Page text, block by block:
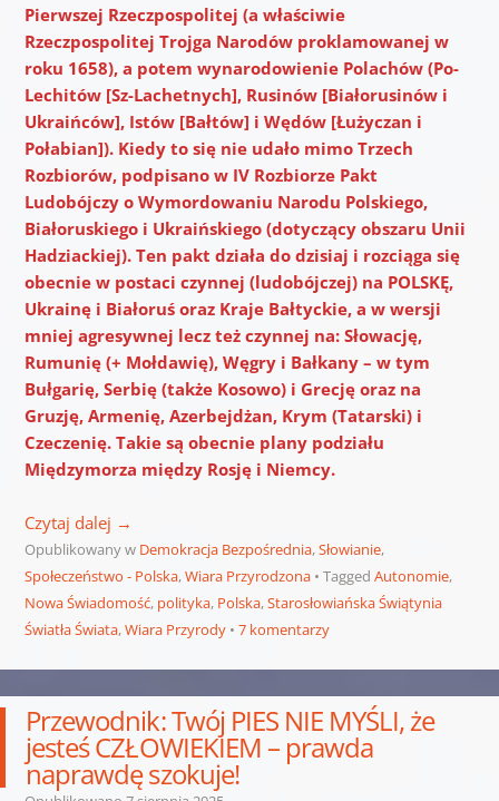
Pierwszej Rzeczpospolitej (a właściwie
Rzeczpospolitej Trojga Narodów proklamowanej w
roku 1658), a potem wynarodowienie Polachów (Po-
Lechitów [Sz-Lachetnych], Rusinów [Białorusinów i
Ukraińców], Istów [Bałtów] i Wędów [Łużyczan i
Połabian]). Kiedy to się nie udało mimo Trzech
Rozbiorów, podpisano w IV Rozbiorze Pakt
Ludobójczy o Wymordowaniu Narodu Polskiego,
Białoruskiego i Ukraińskiego (dotyczący obszaru Unii
Hadziackiej). Ten pakt działa do dzisiaj i rozciąga się
obecnie w postaci czynnej (ludobójczej) na POLSKĘ,
Ukrainę i Białoruś oraz Kraje Bałtyckie, a w wersji
mniej agresywnej lecz też czynnej na: Słowację,
Rumunię (+ Mołdawię), Węgry i Bałkany – w tym
Bułgarię, Serbię (także Kosowo) i Grecję oraz na
Gruzję, Armenię, Azerbejdżan, Krym (Tatarski) i
Czeczenię. Takie są obecnie plany podziału
Międzymorza między Rosję i Niemcy.
Czytaj dalej →
Opublikowany w Demokracja Bezpośrednia,Słowianie,
Społeczeństwo - Polska,Wiara Przyrodzona Tagged Autonomie,
Nowa Świadomość, polityka, Polska,Starosłowiańska Świątynia
Światła Świata,Wiara Przyrody 7 komentarzy
Przewodnik: Twój PIES NIE MYŚLI, że
jesteś CZŁOWIEKIEM – prawda
naprawdę szokuje!